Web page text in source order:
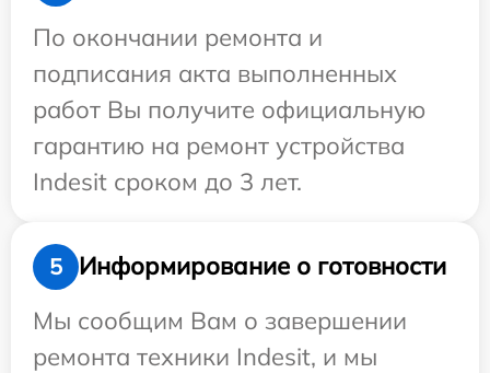
По окончании ремонта и
подписания акта выполненных
работ Вы получите официальную
гарантию на ремонт устройства
Indesit сроком до 3 лет.
5
Информирование о готовности
Мы сообщим Вам о завершении
ремонта техники Indesit, и мы